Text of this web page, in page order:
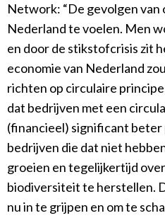
Network: “De gevolgen van
Nederland te voelen. Men
en door de stikstofcrisis zit
economie van Nederland
richten op circulaire
dat bedrijven met een
(financieel) significant beter
bedrijven die dat niet
groeien en tegelijkertijd
biodiversiteit te herstellen.
nu in te grijpen en om te